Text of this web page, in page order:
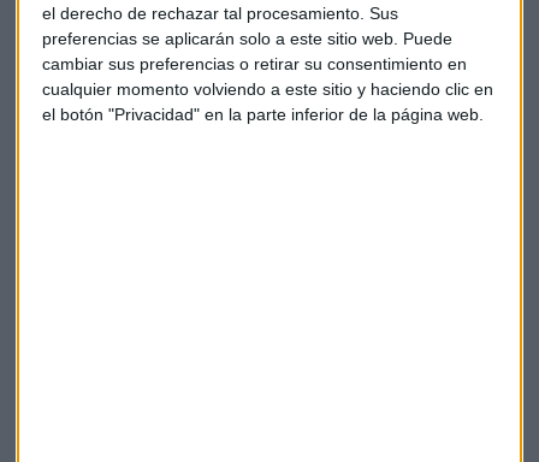
el derecho de rechazar tal procesamiento. Sus
preferencias se aplicarán solo a este sitio web. Puede
cambiar sus preferencias o retirar su consentimiento en
cualquier momento volviendo a este sitio y haciendo clic en
el botón "Privacidad" en la parte inferior de la página web.
Sobre las nucleares, Soriano cree que no es posible el cierre
de estas plantas y apuesta por una energía de fusión
aunque no se sabe cuándo llegará. Asegura que si se cierran
las nucleares se pierde el conocimiento desarrollado a lo
largo de la historia cuando “el futuro va a ser nuclear”.